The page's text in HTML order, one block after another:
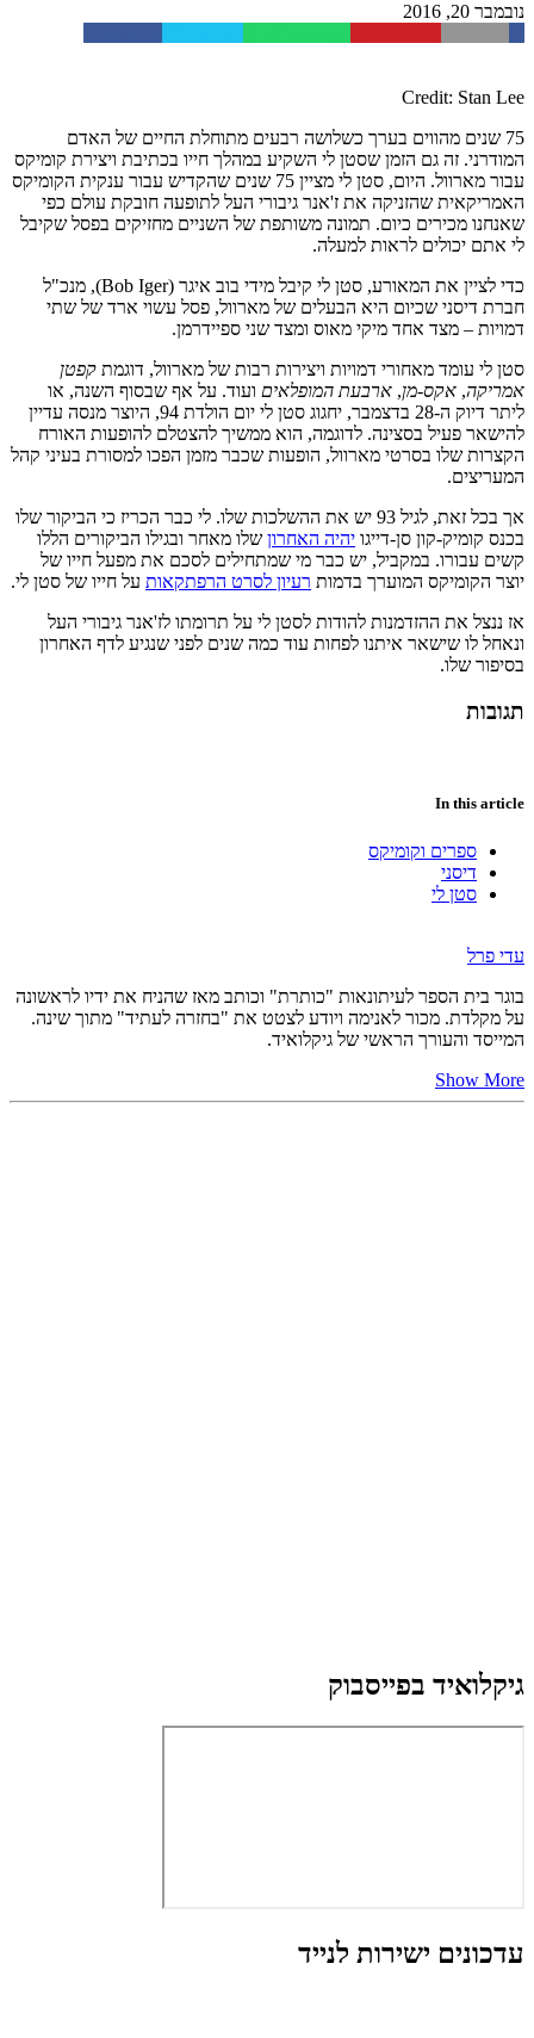
נובמבר 20, 2016
Credit: Stan Lee
75 שנים מהווים בערך כשלושה רבעים מתוחלת החיים של האדם
המודרני. זה גם הזמן שסטן לי השקיע במהלך חייו בכתיבת ויצירת קומיקס
עבור מארוול. היום, סטן לי מציין 75 שנים שהקדיש עבור ענקית הקומיקס
האמריקאית שהזניקה את ז'אנר גיבורי העל לתופעה חובקת עולם כפי
שאנחנו מכירים כיום. תמונה משותפת של השניים מחזיקים בפסל שקיבל
לי אתם יכולים לראות למעלה.
כדי לציין את המאורע, סטן לי קיבל מידי בוב איגר (Bob Iger), מנכ"ל
חברת דיסני שכיום היא הבעלים של מארוול, פסל עשוי ארד של שתי
דמויות – מצד אחד מיקי מאוס ומצד שני ספיידרמן.
סטן לי עומד מאחורי דמויות ויצירות רבות של מארוול, דוגמת קפטן
אמריקה, אקס-מן, ארבעת המופלאים ועוד. על אף שבסוף השנה, או
ליתר דיוק ה-28 בדצמבר, יחגוג סטן לי יום הולדת 94, היוצר מנסה עדיין
להישאר פעיל בסצינה. לדוגמה, הוא ממשיך להצטלם להופעות האורח
הקצרות שלו בסרטי מארוול, הופעות שכבר מזמן הפכו למסורת בעיני קהל
המעריצים.
אך בכל זאת, לגיל 93 יש את ההשלכות שלו. לי כבר הכריז כי הביקור שלו
בכנס קומיק-קון סן-דייגו יהיה האחרון שלו מאחר ובגילו הביקורים הללו
קשים עבורו. במקביל, יש כבר מי שמתחילים לסכם את מפעל חייו של
יוצר הקומיקס המוערך בדמות רעיון לסרט הרפתקאות על חייו של סטן לי.
אז ננצל את ההזדמנות להודות לסטן לי על תרומתו לז'אנר גיבורי העל
ונאחל לו שישאר איתנו לפחות עוד כמה שנים לפני שנגיע לדף האחרון
בסיפור שלו.
תגובות
In this article
ספרים וקומיקס
דיסני
סטן לי
עדי פרל
בוגר בית הספר לעיתונאות "כותרת" וכותב מאז שהניח את ידיו לראשונה
על מקלדת. מכור לאנימה ויודע לצטט את "בחזרה לעתיד" מתוך שינה.
המייסד והעורך הראשי של גיקלואיד.
Show More
גיקלואיד בפייסבוק
עדכונים ישירות לנייד